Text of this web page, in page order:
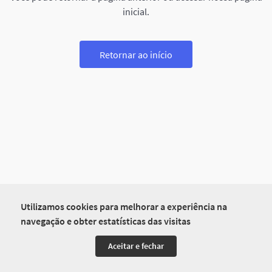
Utilizamos cookies para melhorar a experiência na
navegação e obter estatísticas das visitas
Aceitar e fechar
inicial.
Retornar ao início